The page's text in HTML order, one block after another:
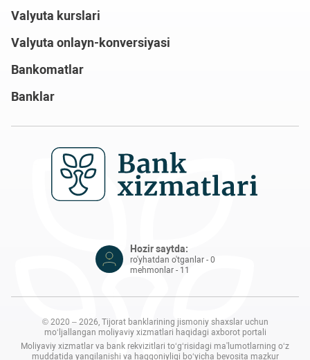
Valyuta kurslari
Valyuta onlayn-konversiyasi
Bankomatlar
Banklar
Hozir saytda:
ro'yhatdan o'tganlar - 0
mehmonlar - 11